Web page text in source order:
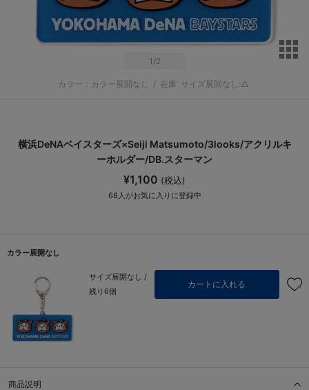
1 /2
カラー：カラー展開なし / 在庫 サイズ展開なし:△
横浜DeNAベイスターズ×Seiji Matsumoto/3looks/アクリルキ
ーホルダー/DB.スターマン
¥1,100 (税込)
68 人がお気に入りに登録中
カラー展開なし
サイズ展開なし /
残り6個
カートに入れる
商品説明